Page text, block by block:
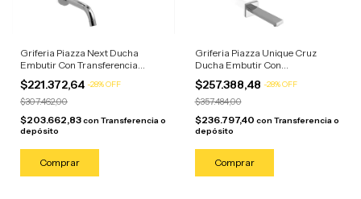
Griferia Piazza Next Ducha
Embutir Con Transferencia
Cromado Plateado Cromado
$221.372,64 -28%OFF
$307.462,00
$203.662,83con Transferencia o
depósito
Griferia Piazza Unique Cruz
Ducha Embutir Con
Transferencia Plateado Cromado
$257.388,48 -28%OFF
$357.484,00
$236.797,40 con Transferencia o
depósito